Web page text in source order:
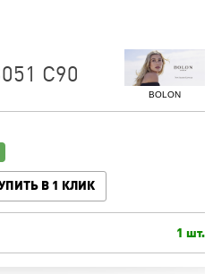
BOLON
C90
В 1 КЛИК
1 шт.